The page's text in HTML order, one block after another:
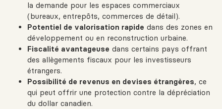
la demande pour les espaces commerciaux
(bureaux, entrepôts, commerces de détail).
Potentiel de valorisation rapide dans des zones en
développement ou en reconstruction urbaine.
Fiscalité avantageuse dans certains pays offrant
des allègements fiscaux pour les investisseurs
étrangers.
Possibilité de revenus en devises étrangères, ce
qui peut offrir une protection contre la dépréciation
du dollar canadien.